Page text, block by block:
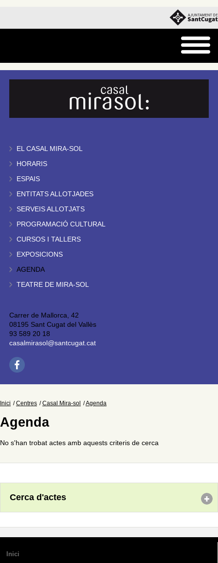
EL CASAL MIRA-SOL
HORARIS
ESPAIS
ENTITATS ALLOTJADES
SERVEIS ALLOTJATS
PROGRAMACIÓ CULTURAL
CURSOS I TALLERS
EXPOSICIONS
AGENDA
TEATRE DE MIRA-SOL
Carrer de Mallorca, 42
08195 Sant Cugat del Vallès
93 589 20 18
casalmirasol@santcugat.cat
Inici Centres Casal Mira-sol Agenda
Agenda
No s'han trobat actes amb aquests criteris de cerca
Cerca d'actes
Inici